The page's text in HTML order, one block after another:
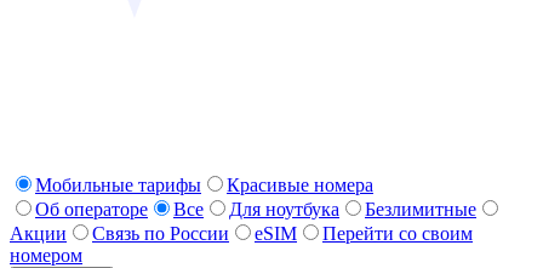
Мобильные тарифы
Красивые номера
Об операторе
Все Для ноутбука
Безлимитные
Акции
Связь по России eSIM
Перейти со своим
номером